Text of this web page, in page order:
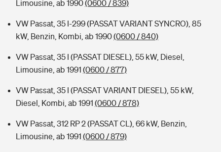
Limousine, ab 1990(0600 / 839)
VW Passat, 35 I-299 (PASSAT VARIANT SYNCRO), 85
kW, Benzin, Kombi, ab 1990(0600 / 840)
VW Passat, 35 I (PASSAT DIESEL), 55 kW, Diesel,
Limousine, ab 1991 (0600 / 877)
VW Passat, 35 I (PASSAT VARIANT DIESEL), 55 kW,
Diesel, Kombi, ab 1991 (0600 / 878)
VW Passat, 312 RP 2 (PASSAT CL), 66 kW, Benzin,
Limousine, ab 1991 (0600 / 879)